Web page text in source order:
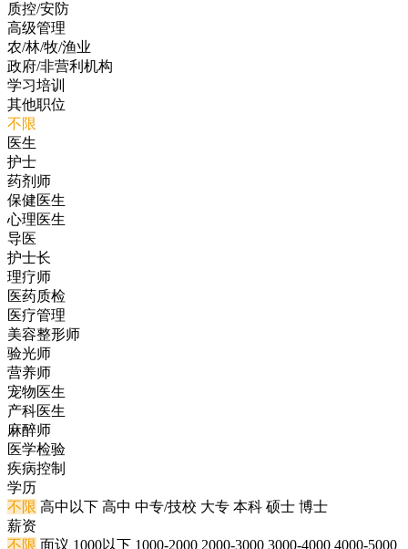
质控/安防
高级管理
农/林/牧/渔业
政府/非营利机构
学习培训
其他职位
不限
医生
护士
药剂师
保健医生
心理医生
导医
护士长
理疗师
医药质检
医疗管理
美容整形师
验光师
营养师
宠物医生
产科医生
麻醉师
医学检验
疾病控制
学历
不限 高中以下 高中 中专/技校 大专 本科 硕士 博士
薪资
不限 面议 1000以下 1000-2000 2000-3000 3000-4000 4000-5000